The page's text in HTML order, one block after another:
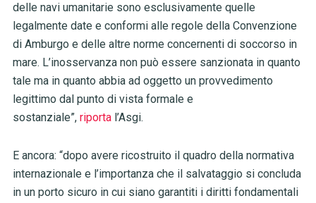
delle navi umanitarie sono esclusivamente quelle
legalmente date e conformi alle regole della Convenzione
di Amburgo e delle altre norme concernenti di soccorso in
mare. L’inosservanza non può essere sanzionata in quanto
tale ma in quanto abbia ad oggetto un provvedimento
legittimo dal punto di vista formale e
sostanziale”, riportal’Asgi.
E ancora: “dopo avere ricostruito il quadro della normativa
internazionale e l’importanza che il salvataggio si concluda
in un porto sicuro in cui siano garantiti i diritti fondamentali